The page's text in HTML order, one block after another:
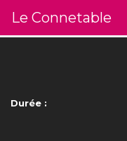
Le Connetable
Durée :